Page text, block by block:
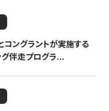
コングラントが実施する
グ伴走プログラ...